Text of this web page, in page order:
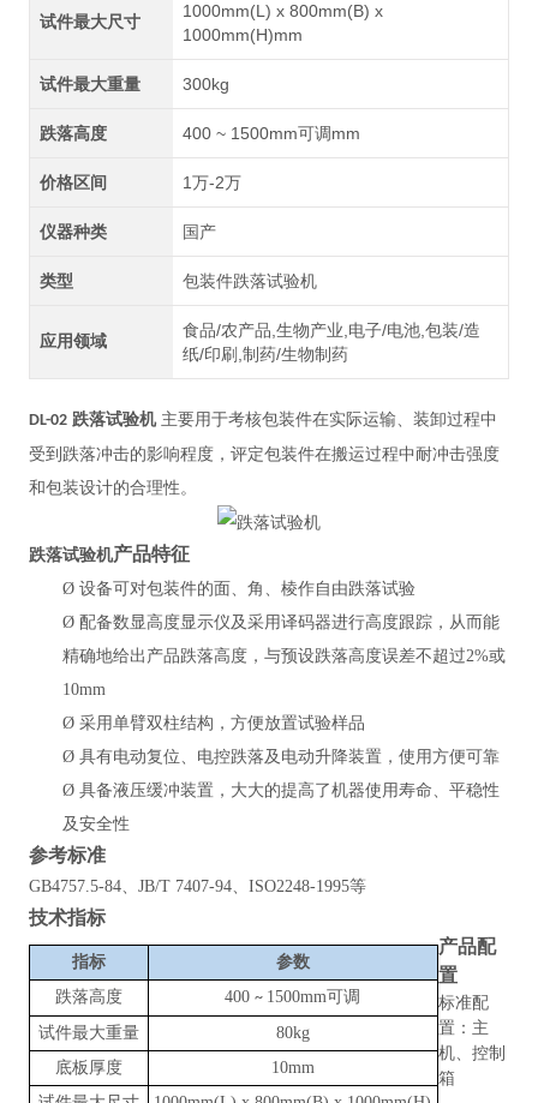
试件最大尺寸
1000mm(L) x 800mm(B) x
1000mm(H)mm
试件最大重量 300kg
跌落高度 400 ~ 1500mm可调mm
价格区间 1万-2万
仪器种类 国产
类型 包装件跌落试验机
应用领域
食品/农产品,生物产业,电子/电池,包装/造
纸/印刷,制药/生物制药
DL-02 跌落试验机 主要用于考核包装件在实际运输、装卸过程中
受到跌落冲击的影响程度，评定包装件在搬运过程中耐冲击强度
和包装设计的合理性。
跌落试验机产品特征
Ø 设备可对包装件的面、角、棱作自由跌落试验
Ø 配备数显高度显示仪及采用译码器进行高度跟踪，从而能
精确地给出产品跌落高度，与预设跌落高度误差不超过2%或
10mm
Ø 采用单臂双柱结构，方便放置试验样品
Ø 具有电动复位、电控跌落及电动升降装置，使用方便可靠
Ø 具备液压缓冲装置，大大的提高了机器使用寿命、平稳性
及安全性
参考标准
GB4757.5-84、JB/T 7407-94、ISO2248-1995等
技术指标
指标
参数
跌落高度
400 ~ 1500mm可调
试件最大重量
80kg
底板厚度
10mm
产品配
置
标准配
置：主
机、控制
箱